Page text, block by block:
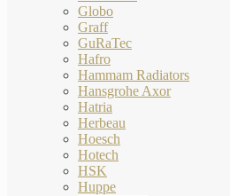
Globo
Graff
GuRaTec
Hafro
Hammam Radiators
Hansgrohe Axor
Hatria
Herbeau
Hoesch
Hotech
HSK
Huppe